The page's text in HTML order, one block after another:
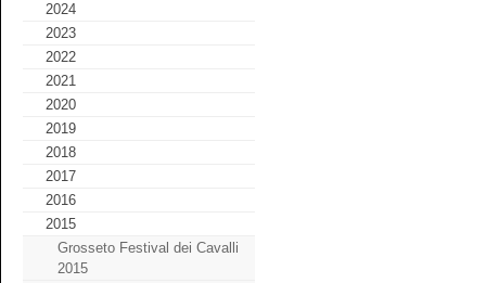
2024
2023
2022
2021
2020
2019
2018
2017
2016
2015
Grosseto Festival dei Cavalli
2015